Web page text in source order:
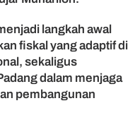
langkah awal
fiskal yang adaptif di
sekaligus
dalam menjaga
pembangunan